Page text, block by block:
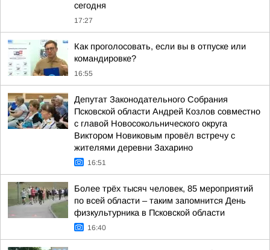
сегодня
17:27
Как проголосовать, если вы в отпуске или
командировке?
16:55
Депутат Законодательного Собрания
Псковской области Андрей Козлов совместно
с главой Новосокольнического округа
Виктором Новиковым провёл встречу с
жителями деревни Захарино
16:51
Более трёх тысяч человек, 85 мероприятий
по всей области – таким запомнится День
физкультурника в Псковской области
16:40